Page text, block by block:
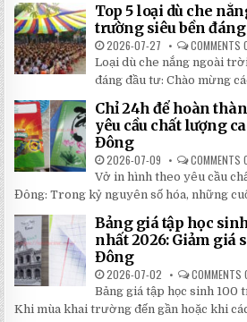
Top 5 loại dù che
trường siêu bền
2026-07-27 COMMENTS
Loại dù che nắng ngoài
đáng đầu tư: Chào mừng
Chỉ 24h để hoàn
yêu cầu chất lượng
Đông
2026-07-09 COMMENTS
Vở in hình theo yêu cầu
Đông: Trong kỷ nguyên số hóa, những
Bảng giá tập học
nhất 2026: Giảm giá
Đông
2026-07-02 COMMENTS
Bảng giá tập học sinh 100
Khi mùa khai trường đến gần hoặc khi